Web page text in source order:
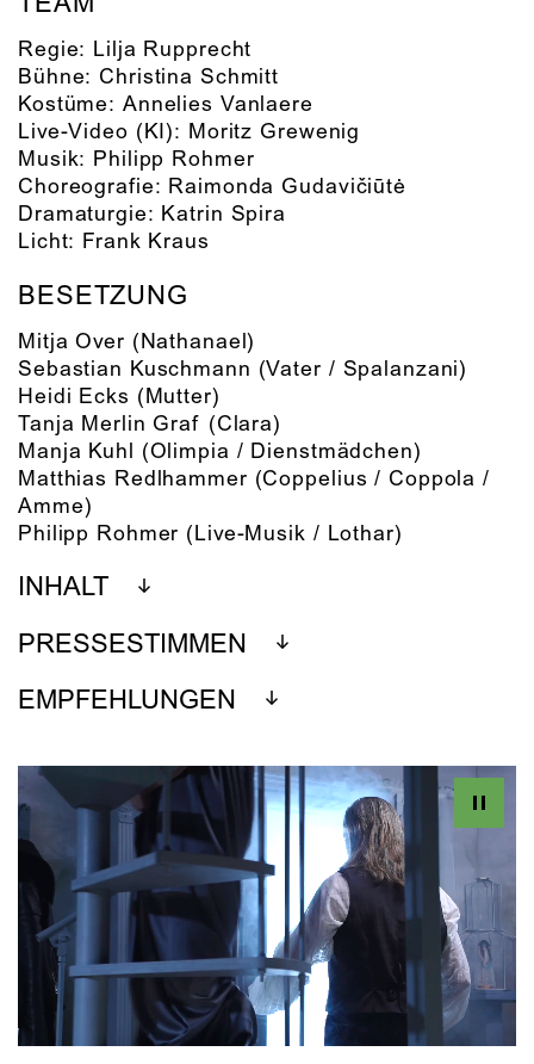
Regie: Lilja Rupprecht
Bühne: Christina Schmitt
Kostüme: Annelies Vanlaere
Live-Video (KI): Moritz Grewenig
Musik: Philipp Rohmer
Choreografie: Raimonda Gudavičiūtė
Dramaturgie: Katrin Spira
Licht: Frank Kraus
BESETZUNG
Mitja Over (Nathanael)
Sebastian Kuschmann (Vater / Spalanzani)
Heidi Ecks (Mutter)
Tanja Merlin Graf (Clara)
Manja Kuhl (Olimpia / Dienstmädchen)
Matthias Redlhammer (Coppelius / Coppola /
Amme)
Philipp Rohmer (Live-Musik / Lothar)
INHALT
PRESSESTIMMEN
EMPFEHLUNGEN